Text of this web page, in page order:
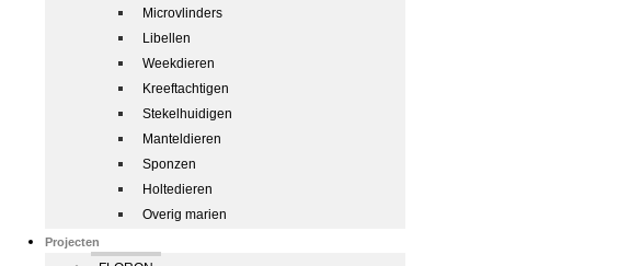
Microvlinders
Libellen
Weekdieren
Kreeftachtigen
Stekelhuidigen
Manteldieren
Sponzen
Holtedieren
Overig marien
Projecten